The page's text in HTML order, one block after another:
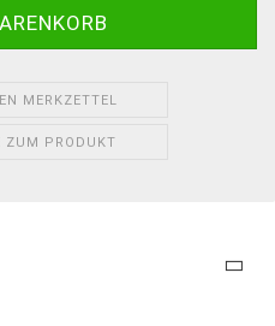
MERKZETTEL
ZUM PRODUKT